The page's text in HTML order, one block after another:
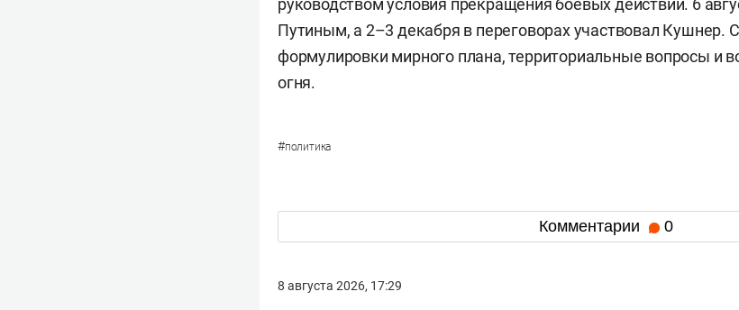
руководством условия прекращения боевых действий. 6
Путиным, а 2–3 декабря в переговорах участвовал Кушнер.
формулировки мирного плана, территориальные вопросы и
огня.
#политика
Комментарии 0
8 августа 2026, 17:29